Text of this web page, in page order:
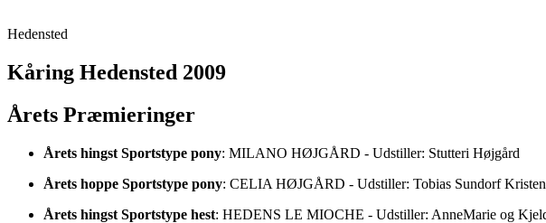
Hedensted
Kåring Hedensted 2009
Årets Præmieringer
Årets hingst Sportstype pony: MILANO HØJGÅRD - Udstiller: Stutteri Højgård
Årets hoppe Sportstype pony: CELIA HØJGÅRD - Udstiller: Tobias Sundorf
Årets hingst Sportstype hest: HEDENS LE MIOCHE - Udstiller: AnneMarie og